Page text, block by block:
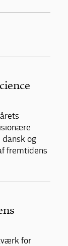
og
fremtidens
for